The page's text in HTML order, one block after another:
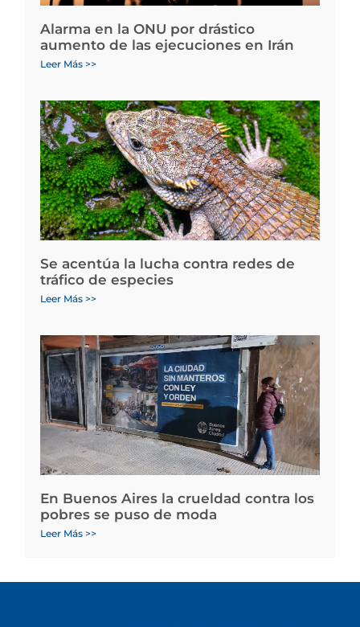
Alarma en la ONU por drástico
aumento de las ejecuciones en Irán
Leer Más >>
Se acentúa la lucha contra redes de
tráfico de especies
Leer Más >>
En Buenos Aires la crueldad contra los
pobres se puso de moda
Leer Más >>